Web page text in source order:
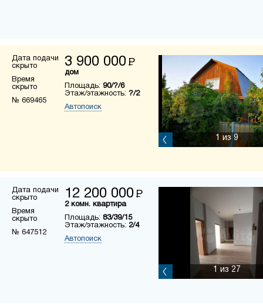
Дата подачи
скрыто
Время
скрыто
№ 669465
3 900 000 Р
дом
Площадь: 90/?/6
Этаж/этажность: ?/2
Автопоиск
1 из 9
Дата подачи
скрыто
Время
скрыто
№ 647512
12 200 000 Р
2 комн. квартира
Площадь: 83/39/15
Этаж/этажность: 2/4
Автопоиск
1 из 27